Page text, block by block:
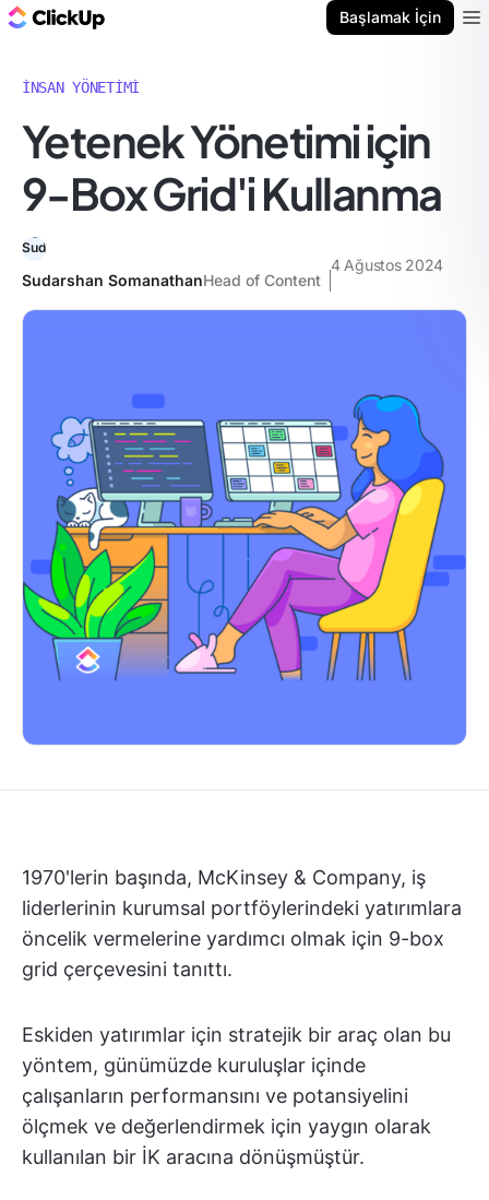
Başlamak İçin
İNSAN YÖNETIMI
Yetenek Yönetimi için
9-Box Grid'i Kullanma
Sudarshan SomanathanHead of Content
4 Ağustos 2024
1970'lerin başında, McKinsey & Company, iş
liderlerinin kurumsal portföylerindeki yatırımlara
öncelik vermelerine yardımcı olmak için 9-box
grid çerçevesini tanıttı.
Eskiden yatırımlar için stratejik bir araç olan bu
yöntem, günümüzde kuruluşlar içinde
çalışanların performansını ve potansiyelini
ölçmek ve değerlendirmek için yaygın olarak
kullanılan bir İK aracına dönüşmüştür.